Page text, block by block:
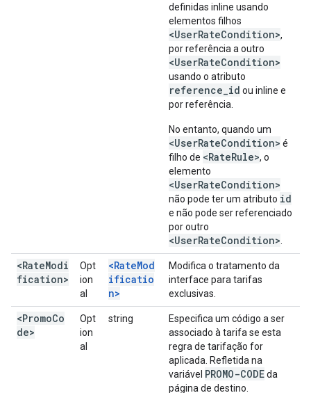
definidas inline usando
elementos filhos
<UserRateCondition>,
por referência a outro
<UserRateCondition>
usando o atributo
reference_id ou inline e
por referência.
No entanto, quando um
<UserRateCondition> é
filho de <RateRule>, o
elemento
<UserRateCondition>
não pode ter um atributo id
e não pode ser referenciado
por outro
<UserRateCondition>
<RateModi
fication>
Opt
ion
al
<RateMod
ificatio
n>
Modifica o tratamento da
interface para tarifas
exclusivas.
<PromoCo
de>
Opt
ion
al
string
Especifica um código a ser
associado à tarifa se esta
regra de tarifação for
aplicada. Refletida na
variável PROMO-CODEda
página de destino.